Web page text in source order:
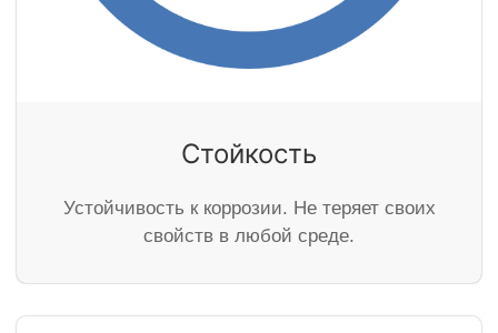
Стойкость
Устойчивость к коррозии. Не теряет своих
свойств в любой среде.